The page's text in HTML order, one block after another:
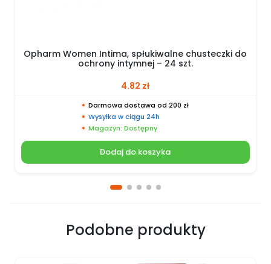
Opharm Women Intima, spłukiwalne chusteczki do
ochrony intymnej – 24 szt.
4.82 zł
Darmowa dostawa od 200 zł
Wysyłka w ciągu 24h
Magazyn: Dostępny
Dodaj do koszyka
Podobne produkty